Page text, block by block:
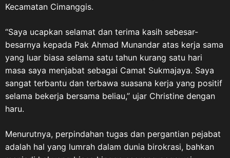
Kecamatan Cimanggis.
“Saya ucapkan selamat dan terima kasih sebesar-
besarnya kepada Pak Ahmad Munandar atas kerja sama
yang luar biasa selama satu tahun kurang satu hari
masa saya menjabat sebagai Camat Sukmajaya. Saya
sangat terbantu dan terbawa suasana kerja yang positif
selama bekerja bersama beliau,” ujar Christine dengan
haru.
Menurutnya, perpindahan tugas dan pergantian pejabat
adalah hal yang lumrah dalam dunia birokrasi, bahkan